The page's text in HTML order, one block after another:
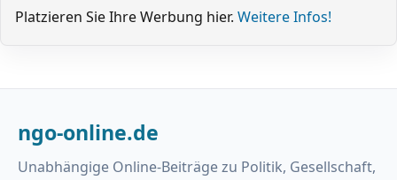
Platzieren Sie Ihre Werbung hier. Weitere Infos!
ngo-online.de
Unabhängige Online-Beiträge zu Politik, Gesellschaft,